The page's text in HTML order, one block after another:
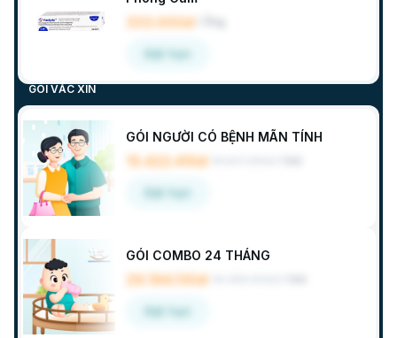
333.000đ
Đặt hẹn
GÓI VẮC XIN
GÓI NGƯỜI CÓ BỆNH MÃN TÍNH
15.422.410đ
Đặt hẹn
GÓI COMBO 24 THÁNG
29.194.130đ
Đặt hẹn